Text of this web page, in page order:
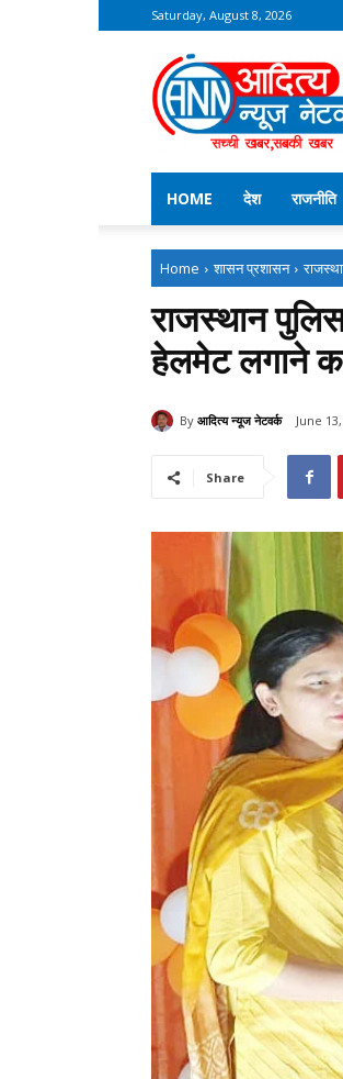
Saturday, August 8, 2026
–
Kekri
HOME
देश राजनीति
Home शासन प्रशासन
राजस्थान
हेलमेट लगाने
By आदित्य न्यूज नेटवर्क June
Share